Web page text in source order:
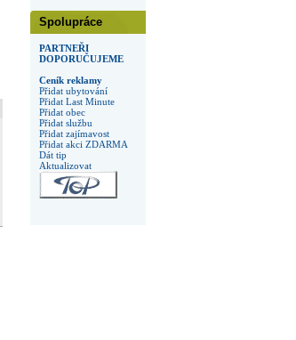
Spolupráce
PARTNEŘI
DOPORUČUJEME
Ceník reklamy
Přidat ubytování
Přidat Last Minute
Přidat obec
Přidat službu
Přidat zajímavost
Přidat akci ZDARMA
Dát tip
Aktualizovat